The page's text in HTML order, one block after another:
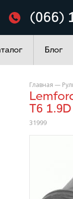
(066)
Блог
Главная —
Lemforder 31999 Сайлентблок заднього важеля VW Transporter
T6 1.9D
31999